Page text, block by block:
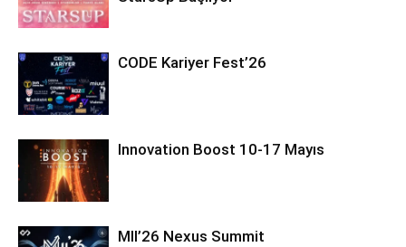
CODE Kariyer Fest’26
Innovation Boost 10-17 Mayıs
MII’26 Nexus Summit